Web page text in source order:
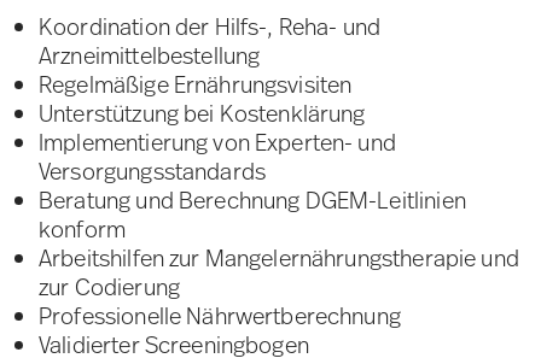
Koordination der Hilfs-, Reha- und
Arzneimittelbestellung
Regelmäßige Ernährungsvisiten
Unterstützung bei Kostenklärung
Implementierung von Experten- und
Versorgungsstandards
Beratung und Berechnung DGEM-Leitlinien
konform
Arbeitshilfen zur Mangelernährungstherapie und
zur Codierung
Professionelle Nährwertberechnung
Validierter Screeningbogen